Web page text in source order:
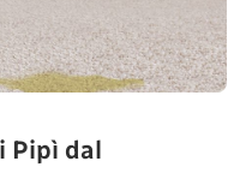
Pipì dal